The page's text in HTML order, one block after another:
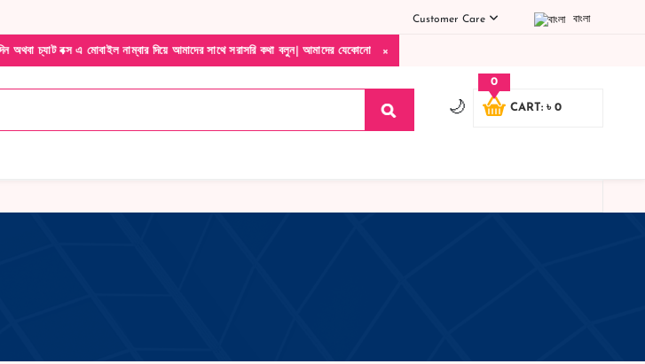
বাংলা
Customer Care
×
এ মোবাইল নাম্বার দিয়ে আমাদের সাথে সরাসরি কথা বলুন| আমাদের যেকোনো পণ্য হাতে নিয়ে দেখে টাকা দিবেন ডেলিভারি ম্যান চলে যাওয়ার পরে
🌙 CART: ৳ 0
0